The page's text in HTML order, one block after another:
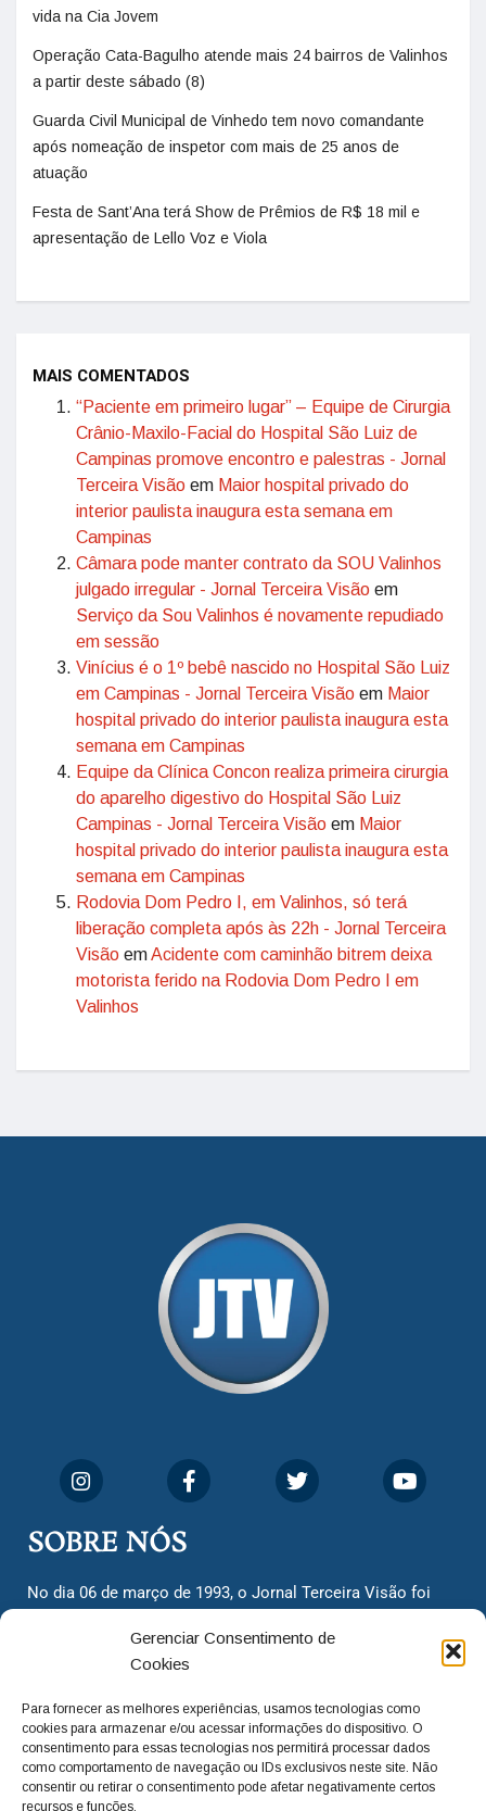
Gerenciar Consentimento de
Cookies
Para fornecer as melhores experiências, usamos tecnologias como
cookies para armazenar e/ou acessar informações do dispositivo. O
consentimento para essas tecnologias nos permitirá processar dados
como comportamento de navegação ou IDs exclusivos neste site. Não
consentir ou retirar o consentimento pode afetar negativamente certos
recursos e funções.
vida na Cia Jovem
Operação Cata-Bagulho atende mais 24 bairros de Valinhos
a partir deste sábado (8)
Guarda Civil Municipal de Vinhedo tem novo comandante
após nomeação de inspetor com mais de 25 anos de
atuação
Festa de Sant’Ana terá Show de Prêmios de R$ 18 mil e
apresentação de Lello Voz e Viola
MAIS COMENTADOS
“Paciente em primeiro lugar” – Equipe de Cirurgia
Crânio-Maxilo-Facial do Hospital São Luiz de
Campinas promove encontro e palestras - Jornal
Terceira Visão em Maior hospital privado do
interior paulista inaugura esta semana em
Campinas
Câmara pode manter contrato da SOU Valinhos
julgado irregular - Jornal Terceira Visão em
Serviço da Sou Valinhos é novamente repudiado
em sessão
Vinícius é o 1º bebê nascido no Hospital São Luiz
em Campinas - Jornal Terceira Visão em Maior
hospital privado do interior paulista inaugura esta
semana em Campinas
Equipe da Clínica Concon realiza primeira cirurgia
do aparelho digestivo do Hospital São Luiz
Campinas - Jornal Terceira Visão em Maior
hospital privado do interior paulista inaugura esta
semana em Campinas
Rodovia Dom Pedro I, em Valinhos, só terá
liberação completa após às 22h - Jornal Terceira
Visão emAcidente com caminhão bitrem deixa
motorista ferido na Rodovia Dom Pedro I em
Valinhos
SOBRE NÓS
No dia 06 de março de 1993, o Jornal Terceira Visão foi
cidadãos valinhenses, já que naquela época só existiam
dois jornais. Há mais de 30 anos, o jornal continua
com o foco de trazer as melhores notícias. Nunca
deixamos de lado as necessidades do cidadão, sempre
questionando os órgãos públicos em busca de melhorias
para a cidade e sempre cobrando resoluções para casos